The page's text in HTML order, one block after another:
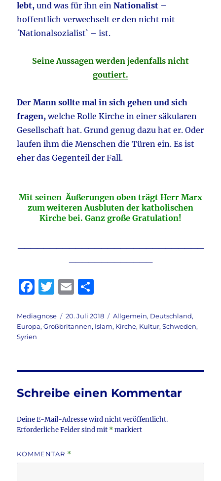
lebt, und was für ihn einNationalist –
hoffentlich verwechselt er den nicht mit
´Nationalsozialist` – ist.
Seine Aussagen werden jedenfalls nicht
goutiert.
Der Mann sollte mal in sich gehen und sich
fragen,welche Rolle Kirche in einer säkularen
Gesellschaft hat. Grund genug dazu hat er. Oder
laufen ihm die Menschen die Türen ein. Es ist
eher das Gegenteil der Fall.
Mit seinen Äußerungen oben trägt Herr Marx
zum weiteren Ausbluten der katholischen
Kirche bei. Ganz große Gratulation!
F
c
e
o
k
T
it
te
E
ai
l
le
n
Autor
Mediagnose
Veröffentlicht
am
20. Juli 2018 Kategorien
Allgemein, Deutschland,
Europa,Großbritannen, Islam, Kirche, Kultur,Schweden,
Syrien
Schreibe einen Kommentar
Deine E-Mail-Adresse wird nicht veröffentlicht.
Erforderliche Felder sind mit *markiert
KOMMENTAR *